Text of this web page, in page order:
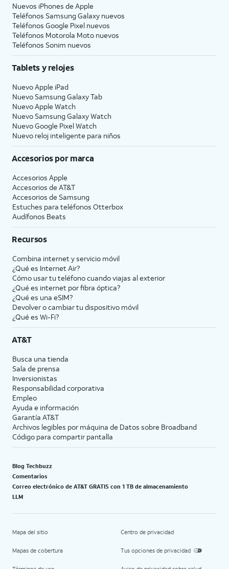
Nuevos iPhones de Apple
Teléfonos Samsung Galaxy nuevos
Teléfonos Google Pixel nuevos
Teléfonos Motorola Moto nuevos
Teléfonos Sonim nuevos
Tablets y relojes
Nuevo Apple iPad
Nuevo Samsung Galaxy Tab
Nuevo Apple Watch
Nuevo Samsung Galaxy Watch
Nuevo Google Pixel Watch
Nuevo reloj inteligente para niños
Accesorios por marca
Accesorios Apple
Accesorios de AT&T
Accesorios de Samsung
Estuches para teléfonos Otterbox
Audífonos Beats
Recursos
Combina internet y servicio móvil
¿Qué es Internet Air?
Cómo usar tu teléfono cuando viajas al exterior
¿Qué es internet por fibra óptica?
¿Qué es una eSIM?
Devolver o cambiar tu dispositivo móvil
¿Qué es Wi-Fi?
AT&T
Busca una tienda
Sala de prensa
Inversionistas
Responsabilidad corporativa
Empleo
Ayuda e información
Garantía AT&T
Archivos legibles por máquina de Datos sobre Broadband
Código para compartir pantalla
Blog Techbuzz
Comentarios
Correo electrónico de AT&T GRATIS con 1 TB de almacenamiento
LLM
Mapa del sitio
Mapas de cobertura
Centro de privacidad
Tus opciones de privacidad